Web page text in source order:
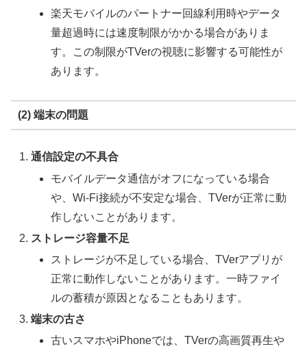
楽天モバイルのパートナー回線利用時やデータ
量超過時には速度制限がかかる場合がありま
す。この制限がTVerの視聴に影響する可能性が
あります。
(2) 端末の問題
通信設定の不具合
モバイルデータ通信がオフになっている場合
や、Wi-Fi接続が不安定な場合、TVerが正常に動
作しないことがあります。
ストレージ容量不足
ストレージが不足している場合、TVerアプリが
正常に動作しないことがあります。一時ファイ
ルの蓄積が原因となることもあります。
端末の古さ
古いスマホやiPhoneでは、TVerの高画質再生や